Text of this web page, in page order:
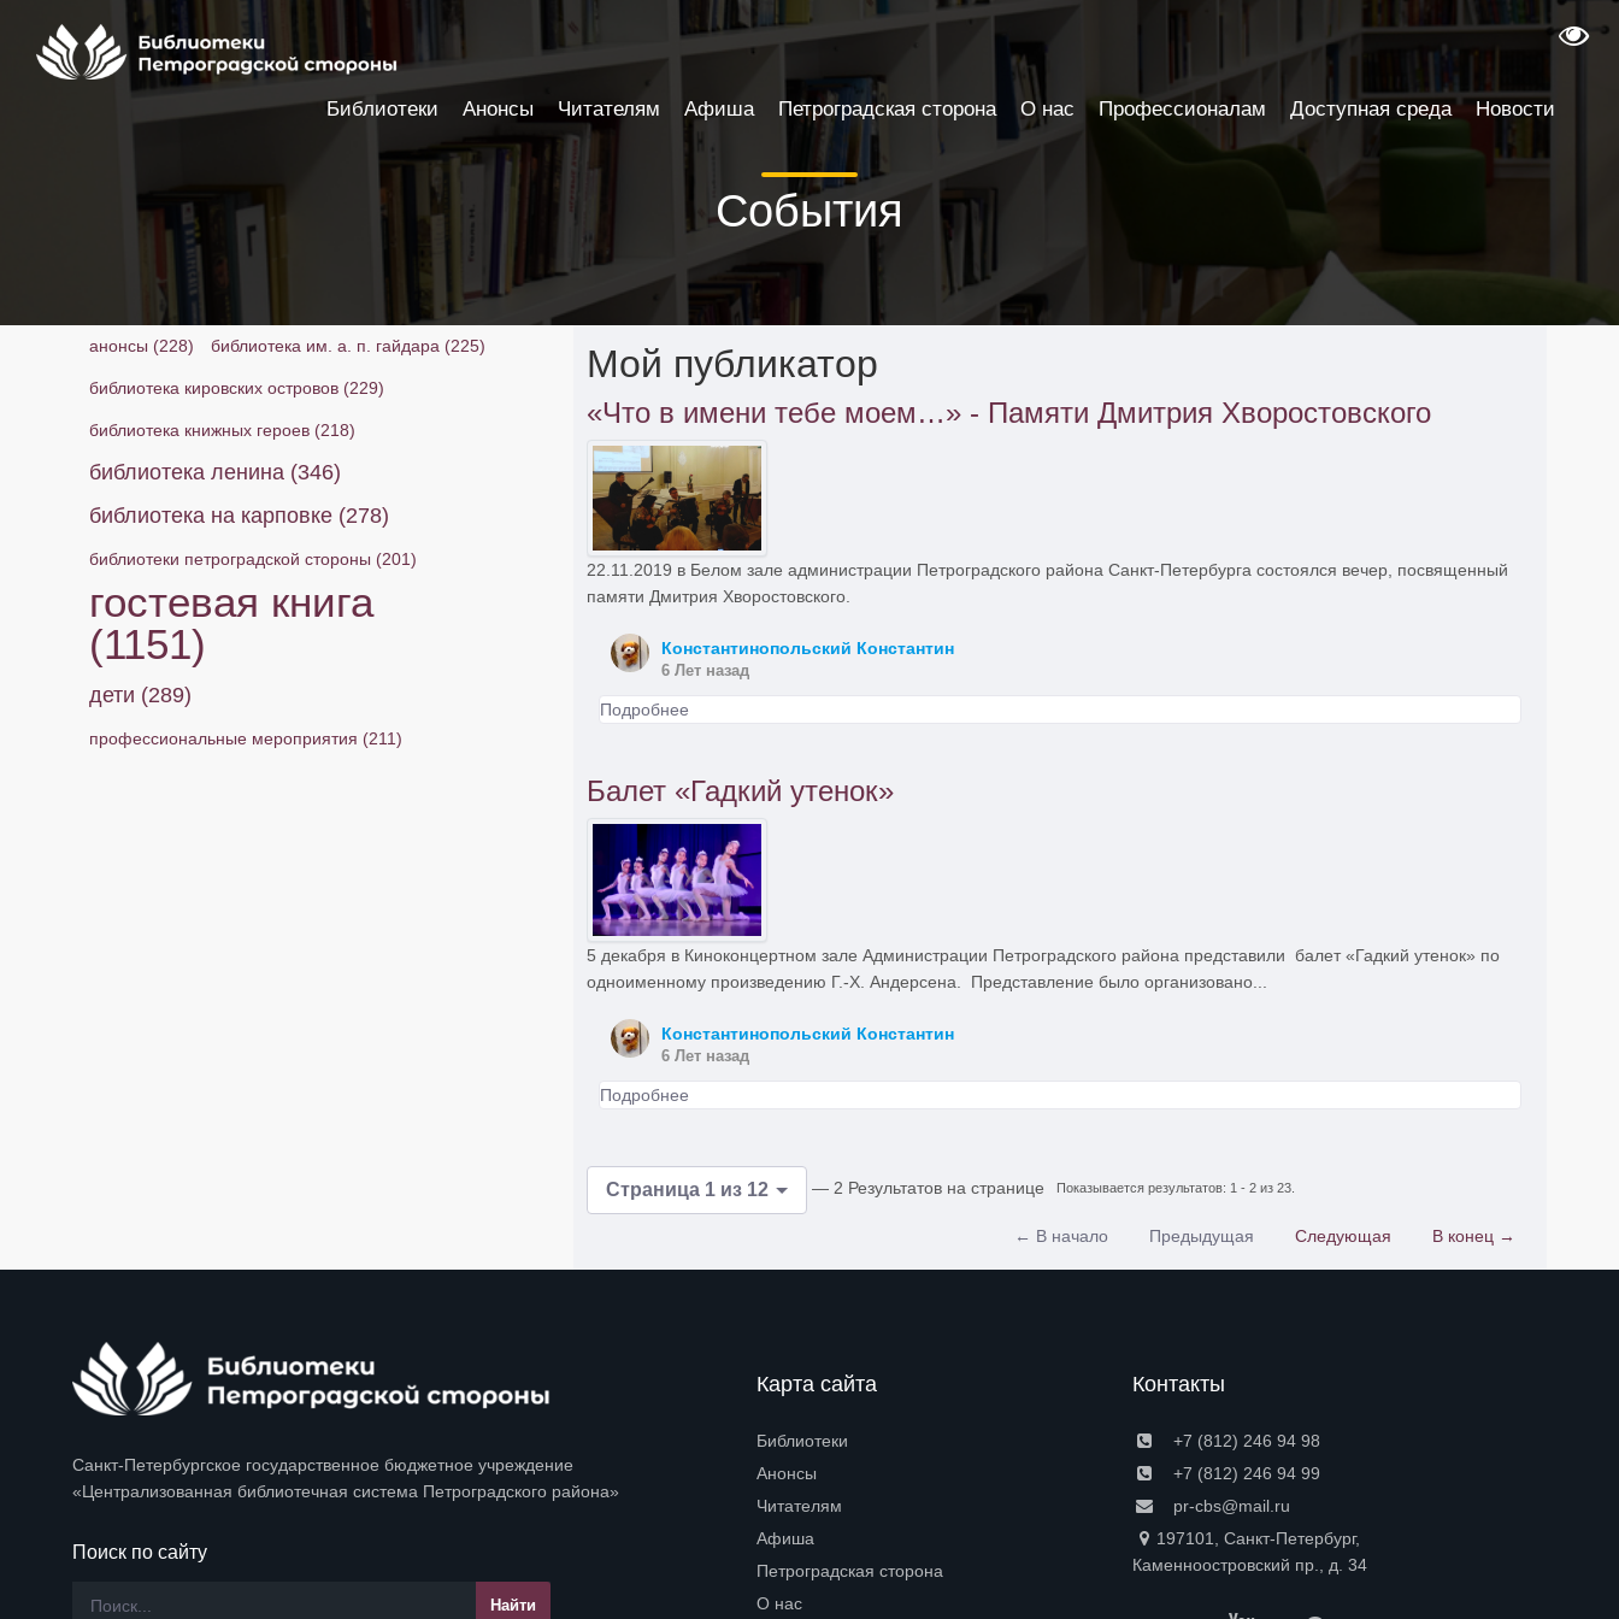
События
анонсы (228) библиотека им. а. п. гайдара (225)
библиотека кировских островов (229)
библиотека книжных героев (218)
библиотека ленина (346)
библиотека на карповке (278)
библиотеки петроградской стороны (201)
гостевая книга
(1151)
дети (289)
профессиональные мероприятия (211)
Мой публикатор
«Что в имени тебе моем…» - Памяти Дмитрия Хворостовского
22.11.2019 в Белом зале администрации Петроградского района Санкт-Петербурга состоялся вечер, посвященный
памяти Дмитрия Хворостовского.
Константинопольский Константин
6 Лет назад
Подробнее
Балет «Гадкий утенок»
5 декабря в Киноконцертном зале Администрации Петроградского района представили балет «Гадкий утенок» по
одноименному произведению Г.-Х. Андерсена. Представление было организовано...
Константинопольский Константин
6 Лет назад
Подробнее
Страница 1 из 12 — 2 Результатов на странице Показывается результатов: 1 - 2 из 23.
← В начало Предыдущая Следующая В конец →
Санкт-Петербургское государственное бюджетное учреждение
«Централизованная библиотечная система Петроградского района»
Поиск по сайту
Карта сайта
Библиотеки
Анонсы
Читателям
Афиша
Петроградская сторона
О нас
Контакты
+7 (812) 246 94 98
+7 (812) 246 94 99
pr-cbs@mail.ru
197101, Санкт-Петербург,
Каменноостровский пр., д. 34
Библиотеки Анонсы Читателям Афиша Петроградская сторона О нас Профессионалам Доступная среда Новости
Настройки доступности